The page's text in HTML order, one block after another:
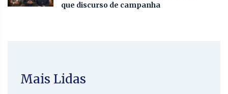
que discurso de campanha
Mais Lidas